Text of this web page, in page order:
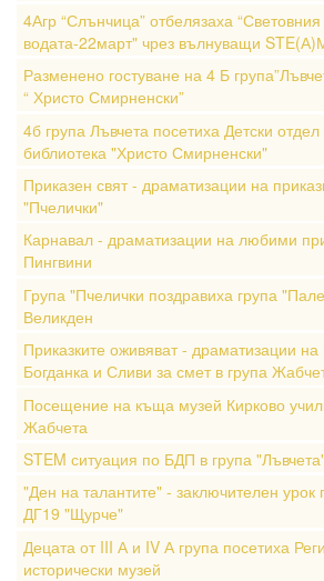
4Агр “Слънчица” отбелязаха
водата-22март" чрез вълнуващи
Разменено гостуване на 4 Б
“ Христо Смирненски”
4б група Лъвчета посетиха Детски
библиотека "Христо Смирненски"
Приказен свят - драматизации на
"Пчелички"
Карнавал - драматизации на любими
Пингвини
Група "Пчелички поздравиха група
Великден
Приказките оживяват - драматизации
Богданка и Сливи за смет в група
Посещение на къща музей Кирково
Жабчета
STEM ситуация по БДП в група
"Ден на талантите" - заключителен урок
ДГ19 "Щурче"
Децата от III А и IV А група посетиха
исторически музей